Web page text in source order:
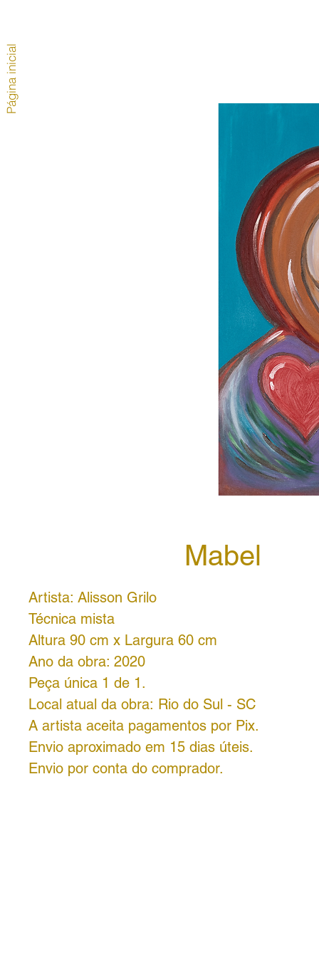
Mabel
Artista: Alisson Grilo
Técnica mista
Altura 90 cm x Largura 60 cm
Ano da obra: 2020
Peça única 1 de 1.
Local atual da obra: Rio do Sul - SC
A artista aceita pagamentos por Pix.
Envio aproximado em 15 dias úteis.
Envio por conta do comprador.
Página inicial